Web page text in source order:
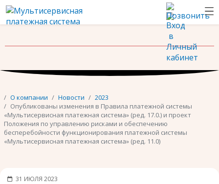
О компании Новости
2023
Опубликованы изменения в Правила платежной системы
«Мультисервисная платежная система» (ред. 17.0.) и проект
Положения по управлению рисками и обеспечению
бесперебойности функционирования платежной системы
«Мультисервисная платежная система» (ред. 11.0)
31 ИЮЛЯ 2023